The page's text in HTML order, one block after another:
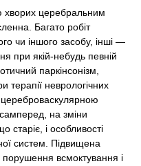
хворих церебральним
Багато робіт
чи іншого засобу, інші —
при якій-небудь певній
паркінсонізм,
терапії неврологічних
цереброваскулярною
на зміни
старіє, і особливості
систем. Підвищена
порушення всмоктування і